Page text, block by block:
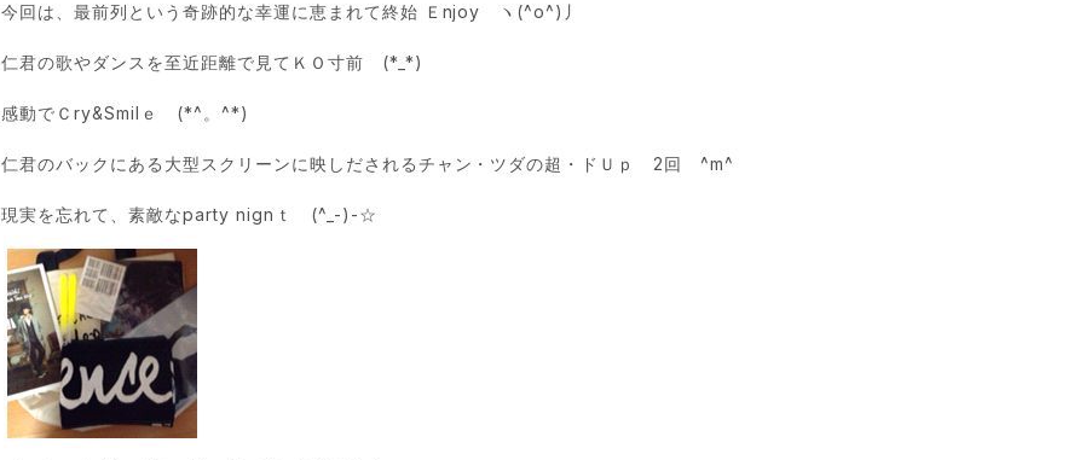
今回は、最前列という奇跡的な幸運に恵まれて終始 Ｅnjoy ヽ(^o^)丿
仁君の歌やダンスを至近距離で見てＫＯ寸前 (*_*)
感動でＣry&Smilｅ (*^。^*)
仁君のバックにある大型スクリーンに映しだされるチャン・ツダの超・ドＵｐ 2回 ^m^
現実を忘れて、素敵なparty nignｔ (^_-)-☆